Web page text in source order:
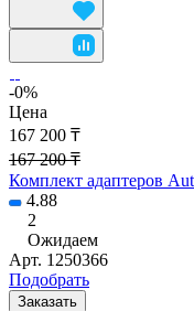
-0%
Цена
167 200 ₸
167 200 ₸
Комплект адаптеров
4.88
2
Ожидаем
Арт. 1250366
Подобрать
Заказать